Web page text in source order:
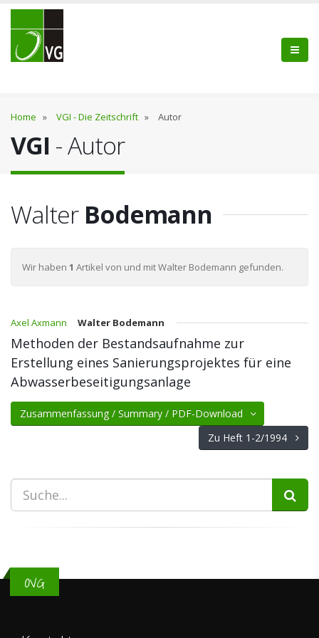
Home » VGI - Die Zeitschrift » Autor
VGI - Autor
Walter Bodemann
Wir haben 1 Artikel von und mit Walter Bodemann gefunden.
Axel Axmann Walter Bodemann
Methoden der Bestandsaufnahme zur
Erstellung eines Sanierungsprojektes für eine
Abwasserbeseitigungsanlage
Zusammenfassung / Summary / PDF-Download
Zu Heft 1-2/1994
OVG